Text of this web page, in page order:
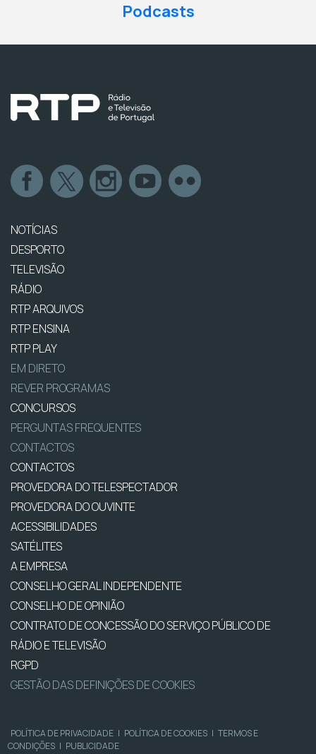
Podcasts
NOTÍCIAS
DESPORTO
TELEVISÃO
RÁDIO
RTP ARQUIVOS
RTP ENSINA
RTP PLAY
EM DIRETO
REVER PROGRAMAS
CONCURSOS
PERGUNTAS FREQUENTES
CONTACTOS
CONTACTOS
PROVEDORA DO TELESPECTADOR
PROVEDORA DO OUVINTE
ACESSIBILIDADES
SATÉLITES
A EMPRESA
CONSELHO GERAL INDEPENDENTE
CONSELHO DE OPINIÃO
CONTRATO DE CONCESSÃO DO SERVIÇO PÚBLICO DE
RÁDIO E TELEVISÃO
RGPD
GESTÃO DAS DEFINIÇÕES DE COOKIES
POLÍTICA DE PRIVACIDADE | POLÍTICA DE COOKIES | TERMOS E
CONDIÇÕES | PUBLICIDADE